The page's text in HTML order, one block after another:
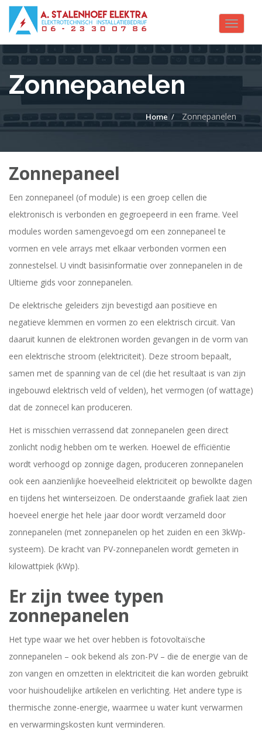
Toggle
Zonnepanelen
Home Zonnepanelen
Zonnepaneel
Een zonnepaneel (of module) is een groep cellen die
elektronisch is verbonden en gegroepeerd in een frame. Veel
modules worden samengevoegd om een zonnepaneel te
vormen en vele arrays met elkaar verbonden vormen een
zonnestelsel. U vindt basisinformatie over zonnepanelen in de
Ultieme gids voor zonnepanelen.
De elektrische geleiders zijn bevestigd aan positieve en
negatieve klemmen en vormen zo een elektrisch circuit. Van
daaruit kunnen de elektronen worden gevangen in de vorm van
een elektrische stroom (elektriciteit). Deze stroom bepaalt,
samen met de spanning van de cel (die het resultaat is van zijn
ingebouwd elektrisch veld of velden), het vermogen (of wattage)
dat de zonnecel kan produceren.
Het is misschien verrassend dat zonnepanelen geen direct
zonlicht nodig hebben om te werken. Hoewel de efficiëntie
wordt verhoogd op zonnige dagen, produceren zonnepanelen
ook een aanzienlijke hoeveelheid elektriciteit op bewolkte dagen
en tijdens het winterseizoen. De onderstaande grafiek laat zien
hoeveel energie het hele jaar door wordt verzameld door
zonnepanelen (met zonnepanelen op het zuiden en een 3kWp-
systeem). De kracht van PV-zonnepanelen wordt gemeten in
kilowattpiek (kWp).
Er zijn twee typen
zonnepanelen
Het type waar we het over hebben is fotovoltaïsche
zonnepanelen – ook bekend als zon-PV – die de energie van de
zon vangen en omzetten in elektriciteit die kan worden gebruikt
voor huishoudelijke artikelen en verlichting. Het andere type is
thermische zonne-energie, waarmee u water kunt verwarmen
en verwarmingskosten kunt verminderen.